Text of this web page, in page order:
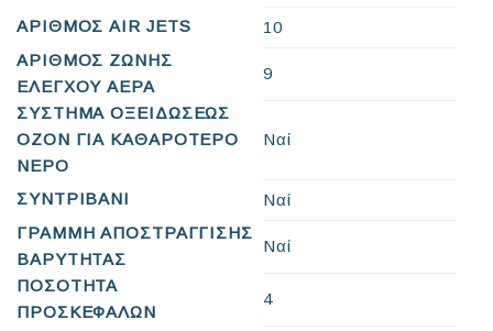
ΑΡΙΘΜΟΣ AIR JETS
10
ΑΡΙΘΜΟΣ ΖΩΝΗΣ
ΕΛΕΓΧΟΥ ΑΕΡΑ
9
ΣΥΣΤΗΜΑ ΟΞΕΙΔΩΣΕΩΣ
ΟΖΟΝ ΓΙΑ ΚΑΘΑΡΟΤΕΡΟ
ΝΕΡΟ
Ναί
ΣΥΝΤΡΙΒΑΝΙ
Ναί
ΓΡΑΜΜΗ ΑΠΟΣΤΡΑΓΓΙΣΗΣ
ΒΑΡΥΤΗΤΑΣ
Ναί
ΠΟΣΟΤΗΤΑ
ΠΡΟΣΚΕΦΑΛΩΝ
4